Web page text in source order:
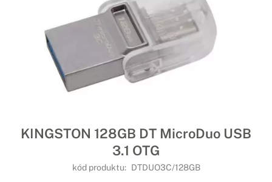
KINGSTON 128GB DT MicroDuo USB
3.1 OTG
kód produktu: DTDUO3C/128GB